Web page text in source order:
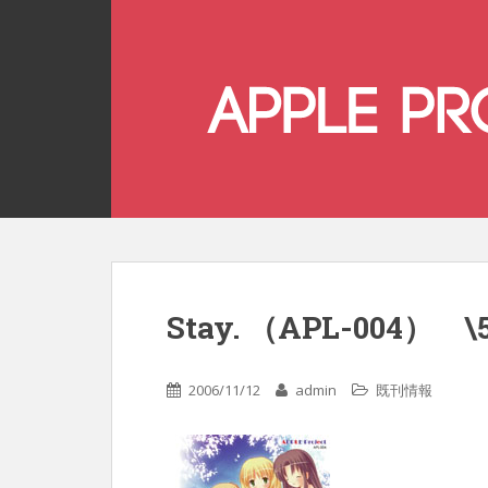
Stay. （APL-004）
2006/11/12 admin 既刊情報